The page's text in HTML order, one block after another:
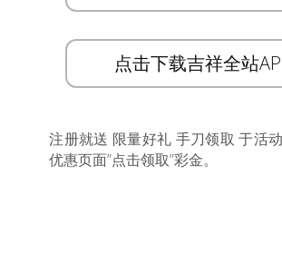
点击下载吉祥全站
注册就送 限量好礼 手刀领取 于活
优惠页面”点击领取”彩金。